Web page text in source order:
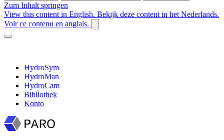
Zum Inhalt springen
View this content in English. Bekijk deze content in het Nederlands.
Voir ce contenu en anglais.
HydroSym
HydroMan
HydroCam
Bibliothek
Konto